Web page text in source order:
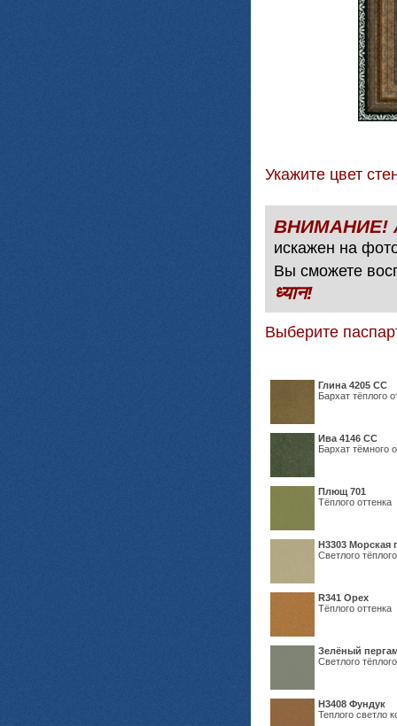
Укажите цвет
искажен на
Вы сможете
ध्यान!
Выберите
Глина 4205 СС
Бархат тёплого
Ива 4146 СС
Бархат тёмного
Плющ 701
Тёплого оттенка
H3303 Морская
Светлого
R341 Орех
Тёплого оттенка
Зелёный
Светлого
Н3408 Фундук
Теплого светло